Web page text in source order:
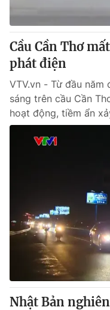
Cầu Cần Thơ
phát điện
VTV.vn - Từ đầu năm
sáng trên cầu Cần
hoạt động, tiềm ẩn
Nhật Bản